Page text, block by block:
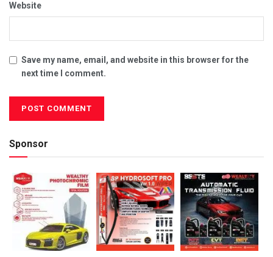
Website
Save my name, email, and website in this browser for the
next time I comment.
Sponsor